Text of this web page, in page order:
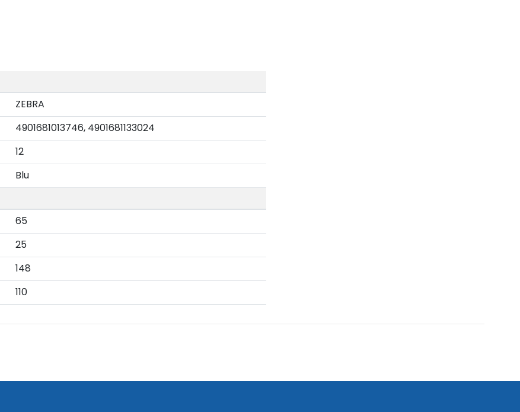
ZEBRA
4901681013746, 4901681133024
12
Blu
65
25
148
110